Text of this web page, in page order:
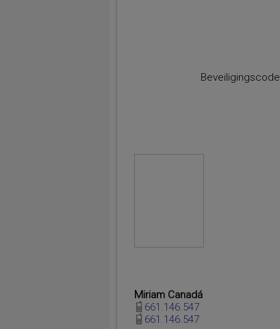
Beveiligingscode
Miriam Canadá
661.146.547
661.146.547